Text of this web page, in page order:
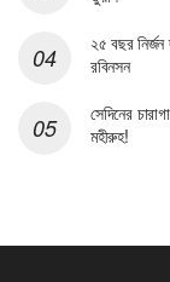
২৫ বছর
রবিনসন
সেদিনের
মহীরুহ!